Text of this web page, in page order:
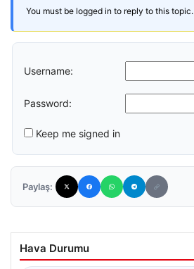
You must be logged in to reply to this topic.
Username:
Password:
Keep me signed in
Paylaş:
Hava Durumu